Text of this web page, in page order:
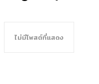
ไม่มีโพสต์ที่แสดง